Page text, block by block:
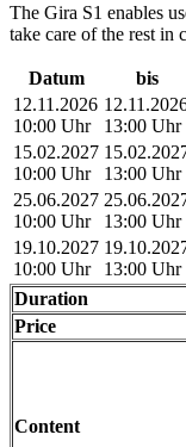
The Gira S1 enables
take care of the rest in
Datum bis
12.11.2026
10:00 Uhr
13:00 Uhr
15.02.2027
10:00 Uhr
13:00 Uhr
25.06.2027
10:00 Uhr
13:00 Uhr
19.10.2027
10:00 Uhr
13:00 Uhr
Duration
Price
Content